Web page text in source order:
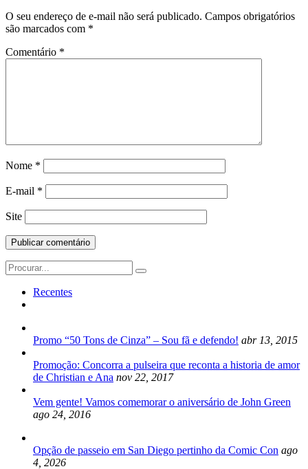
O seu endereço de e-mail não será publicado. Campos obrigatórios
são marcados com *
Comentário *
Nome *
E-mail *
Site
Search
for:
Recentes
Promo “50 Tons de Cinza” – Sou fã e defendo! abr 13, 2015
Promoção: Concorra a pulseira que reconta a historia de amor
de Christian e Ana nov 22, 2017
Vem gente! Vamos comemorar o aniversário de John Green
ago 24, 2016
Opção de passeio em San Diego pertinho da Comic Con ago
4, 2026